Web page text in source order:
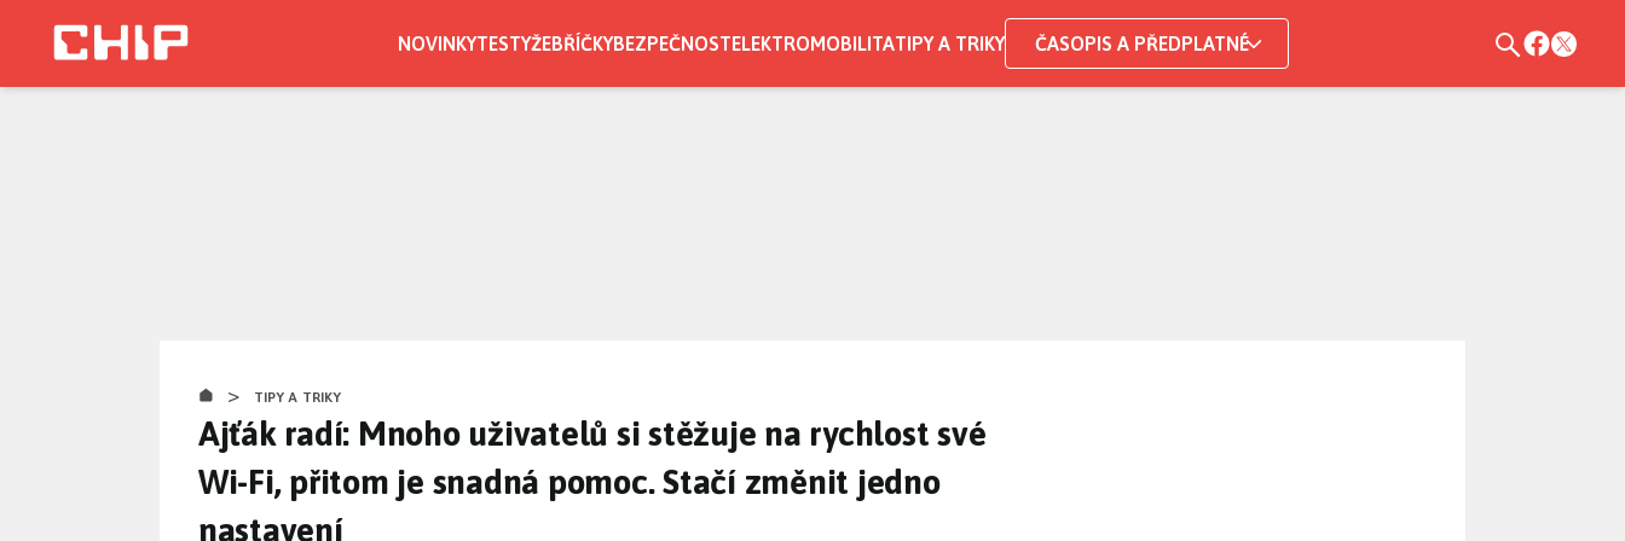
NOVINKYTESTYŽEBŘÍČKYBEZPEČNOSTELEKTROMOBILITATIPY A TRIKY ČASOPIS A PŘEDPLATNÉ
> TIPY A TRIKY
Ajťák radí: Mnoho uživatelů si stěžuje na rychlost své
Wi-Fi, přitom je snadná pomoc. Stačí změnit jedno
nastavení